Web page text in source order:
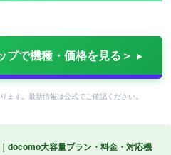
プで機種・価格を見る＞
す。最新情報は公式でご確認ください。
docomo大容量プラン・料金・対応機